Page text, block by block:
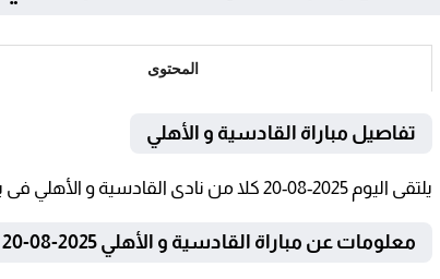
المحتوى
تفاصيل مباراة القادسية و الأهلي
يلتقى اليوم 2025-08-20 كلا من نادى القادسية و الأهلي فى بطولة كأس السوبر السعودي فى تمام الساعة 15:00 بتوقيت القاهرة و 15:00.
معلومات عن مباراة القادسية و الأهلي 2025-08-20